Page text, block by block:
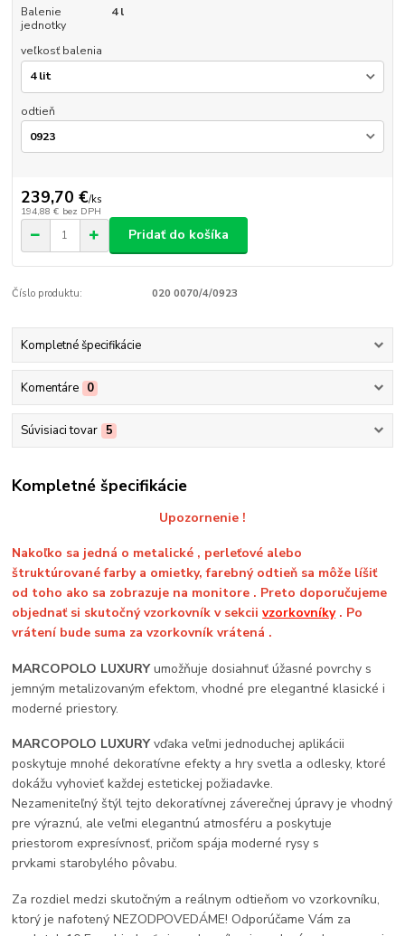
Balenie
jednotky
4 l
veľkosť balenia
odtieň
239,70 €/ks
194,88 € bez DPH
Pridať do košíka
Číslo produktu: 020 0070/4/0923
Kompletné špecifikácie
Komentáre 0
Súvisiaci tovar 5
Kompletné špecifikácie
Upozornenie !
Nakoľko sa jedná o metalické , perleťové alebo
štruktúrované farby a omietky, farebný odtieň sa môže líšiť
od toho ako sa zobrazuje na monitore . Preto doporučujeme
objednať si skutočný vzorkovník v sekciivzorkovníky. Po
vrátení bude suma za vzorkovník vrátená .
MARCOPOLO LUXURYumožňuje dosiahnuť úžasné povrchy s
jemným metalizovaným efektom, vhodné pre elegantné klasické i
moderné priestory.
MARCOPOLO LUXURYvďaka veľmi jednoduchej aplikácii
poskytuje mnohé dekoratívne efekty a hry svetla a odlesky, ktoré
dokážu vyhovieť každej estetickej požiadavke.
Nezameniteľný štýl tejto dekoratívnej záverečnej úpravy je vhodný
pre výraznú, ale veľmi elegantnú atmosféru a poskytuje
priestorom expresívnosť, pričom spája moderné rysy s
prvkami starobylého pôvabu.
Za rozdiel medzi skutočným a reálnym odtieňom vo vzorkovníku,
ktorý je nafotený NEZODPOVEDÁME! Odporúčame Vám za